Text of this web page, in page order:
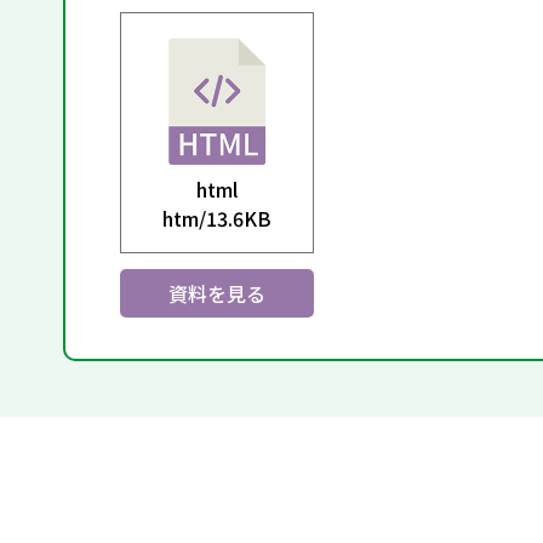
html
htm/13.6KB
資料を見る